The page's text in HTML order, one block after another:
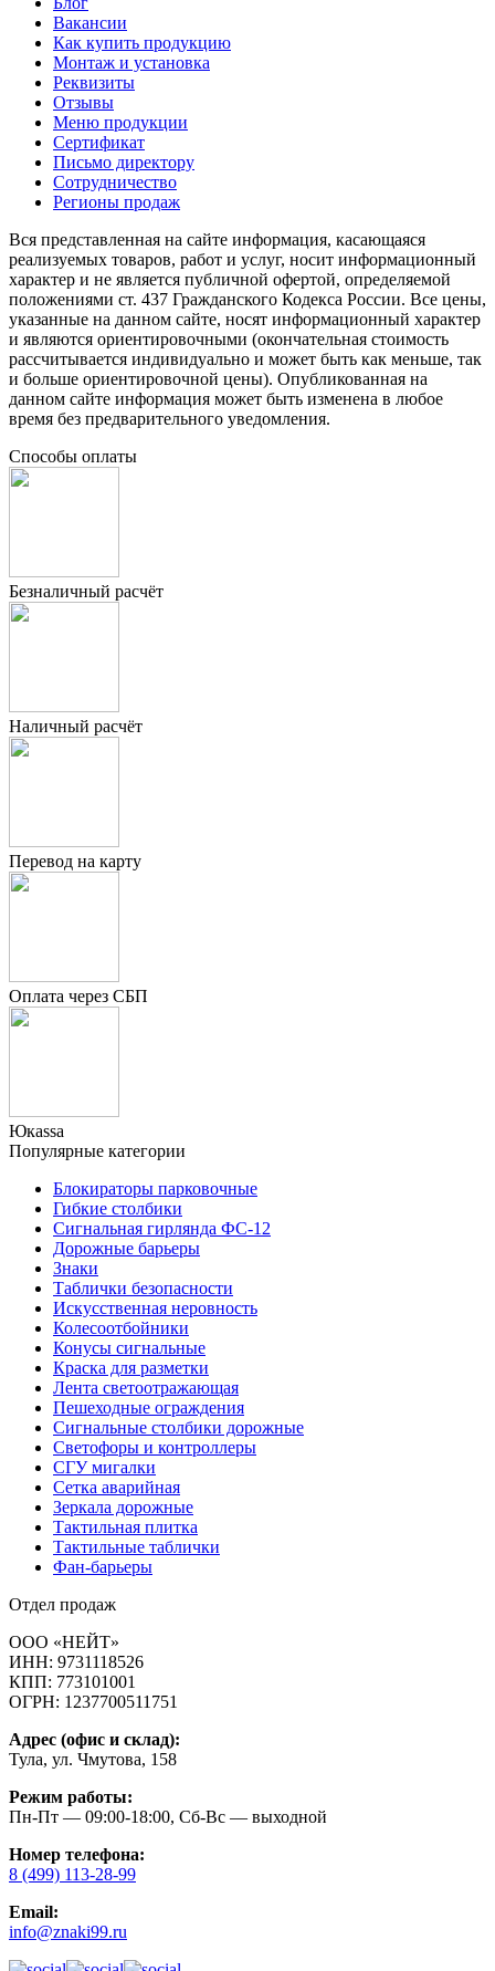
Вакансии
Как купить продукцию
Монтаж и установка
Реквизиты
Отзывы
Меню продукции
Сертификат
Письмо директору
Сотрудничество
Регионы продаж
Вся представленная на сайте информация, касающаяся
реализуемых товаров, работ и услуг, носит информационный
характер и не является публичной офертой, определяемой
положениями ст. 437 Гражданского Кодекса России. Все цены,
указанные на данном сайте, носят информационный характер
и являются ориентировочными (окончательная стоимость
рассчитывается индивидуально и может быть как меньше, так
и больше ориентировочной цены). Опубликованная на
данном сайте информация может быть изменена в любое
время без предварительного уведомления.
Способы оплаты
Безналичный расчёт
Наличный расчёт
Перевод на карту
Оплата через СБП
Юкаssа
Популярные категории
Блокираторы парковочные
Гибкие столбики
Сигнальная гирлянда ФС-12
Дорожные барьеры
Знаки
Таблички безопасности
Искусственная неровность
Колесоотбойники
Конусы сигнальные
Краска для разметки
Лента светоотражающая
Пешеходные ограждения
Сигнальные столбики дорожные
Светофоры и контроллеры
СГУ мигалки
Cетка аварийная
Зеркала дорожные
Тактильная плитка
Тактильные таблички
Фан-барьеры
Отдел продаж
ООО «НЕЙТ»
ИНН: 9731118526
КПП: 773101001
ОГРН: 1237700511751
Адрес (офис и склад):
Тула, ул. Чмутова, 158
Режим работы:
Пн-Пт — 09:00-18:00, Сб-Вс — выходной
Номер телефона:
8 (499) 113-28-99
Email:
info@znaki99.ru